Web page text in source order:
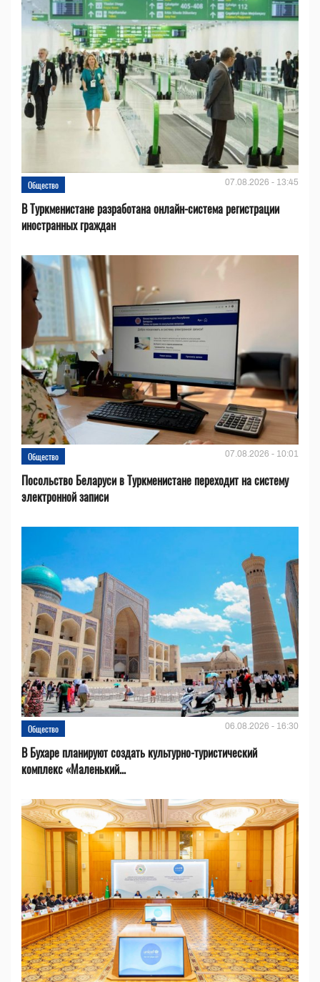
Общество 07.08.2026 - 13:45
В Туркменистане разработана онлайн-система регистрации
иностранных граждан
Общество 07.08.2026 - 10:01
Посольство Беларуси в Туркменистане переходит на систему
электронной записи
Общество 06.08.2026 - 16:30
В Бухаре планируют создать культурно-туристический
комплекс «Маленький...